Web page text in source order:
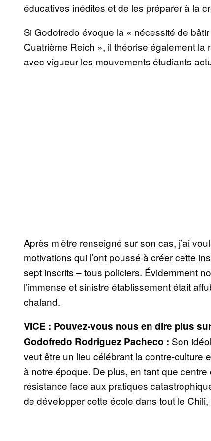
éducatives inédites et de les préparer à la
Si Godofredo évoque la « nécessité de
Quatrième Reich », il théorise également la
avec vigueur les mouvements étudiants
Après m’être renseigné sur son cas, j’ai
motivations qui l’ont poussé à créer cette
sept inscrits – tous policiers. Évidemment
l’immense et sinistre établissement était
chaland.
VICE : Pouvez-vous nous en dire plus
Godofredo Rodriguez Pacheco : Son
veut être un lieu célébrant la contre-culture
à notre époque. De plus, en tant que
résistance face aux pratiques
de développer cette école dans tout le